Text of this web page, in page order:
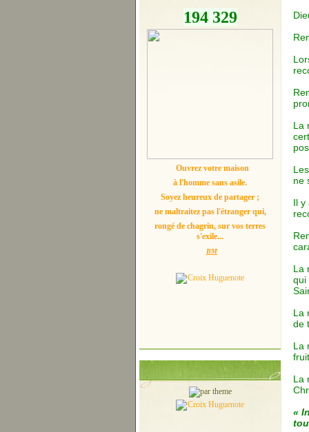
194 329
Ouvrez votre maison
à l'homme sans asile.
Soyez heureux de partager ;
ne maltraitez pas l'étranger qui,
rongé de chagrin, sur vos terres
s'exile...
BM
La
ne
Il y
La
qui
La
de
La
La
«